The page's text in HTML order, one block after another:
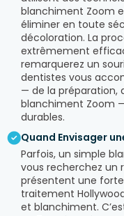
blanchiment Zoom
éliminer en toute
décoloration. La
extrêmement
remarquerez un
dentistes vous
— de la préparation,
blanchiment Zoom
durables.
Quand Envisager
Parfois, un simple
vous recherchez un
présentent une forte
traitement
et blanchiment.